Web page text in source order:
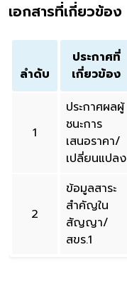
เอกสารที่เกี่ยวข้อง
ลำดับ
ประกาศที่
เกี่ยวข้อง
1
ประกาศผลผู้
ชนะการ
เสนอราคา/
เปลี่ยนแปลง
2
ข้อมูลสาระ
สำคัญใน
สัญญา/
สขร.1